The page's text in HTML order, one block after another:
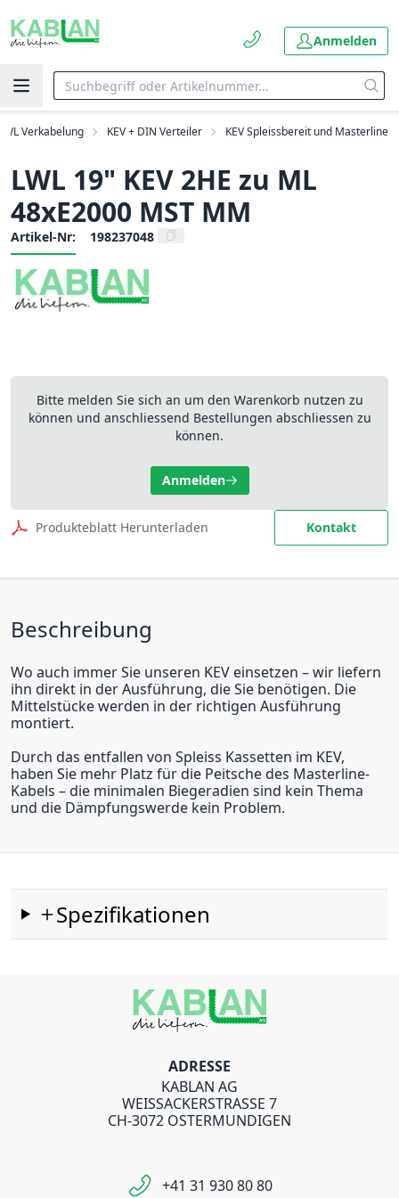
Anmelden
Verkabelung KEV + DIN Verteiler KEV Spleissbereit und Masterline
LWL 19" KEV 2HE zu ML
48xE2000 MST MM
Artikel-Nr: 198237048
Bitte melden Sie sich an um den Warenkorb nutzen zu
können und anschliessend Bestellungen abschliessen zu
können.
Anmelden
Produkteblatt Herunterladen Kontakt
Beschreibung
Wo auch immer Sie unseren KEV einsetzen – wir liefern
ihn direkt in der Ausführung, die Sie benötigen. Die
Mittelstücke werden in der richtigen Ausführung
montiert.
Durch das entfallen von Spleiss Kassetten im KEV,
haben Sie mehr Platz für die Peitsche des Masterline-
Kabels – die minimalen Biegeradien sind kein Thema
und die Dämpfungswerde kein Problem.
Spezifikationen
ADRESSE
KABLAN AG
WEISSACKERSTRASSE 7
CH-3072 OSTERMUNDIGEN
+41 31 930 80 80